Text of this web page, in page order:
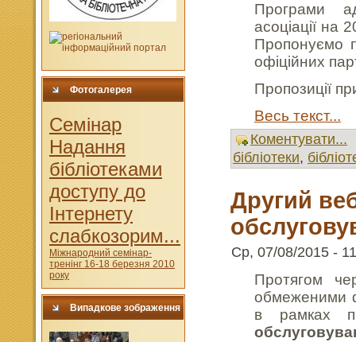
Фотогалерея
Cемінар
Надання
бібліотеками
доступу до
Інтернету
слабкозорим...
Міжнародний семінар-
тренінг 16-18 березня 2010
року
Випадкове зображення
Програми
асоціації на
Пропонуємо
офіційних
Пропозиції
Весь текст...
Коментувати...
бібліотеки,
Другий
Ср, 07/08/2015 -
Протягом
обмеженими
в рамках